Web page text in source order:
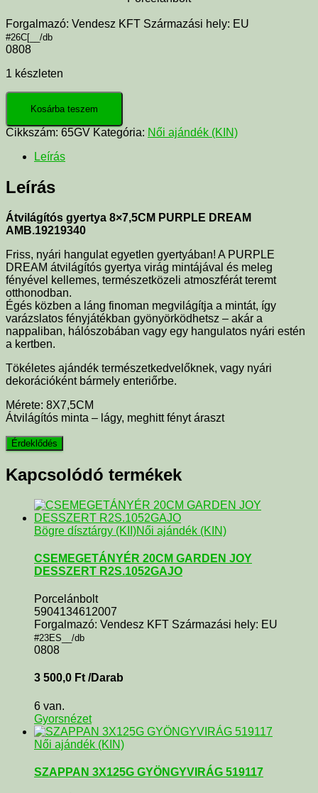
Forgalmazó: Vendesz KFT Származási hely: EU
#26C[__/db
0808
1 készleten
Kosárba teszem
Cikkszám: 65GV Kategória: Női ajándék (KIN)
Leírás
Leírás
Átvilágítós gyertya 8×7,5CM PURPLE DREAM
AMB.19219340
Friss, nyári hangulat egyetlen gyertyában! A PURPLE
DREAM átvilágítós gyertya virág mintájával és meleg
fényével kellemes, természetközeli atmoszférát teremt
otthonodban.
Égés közben a láng finoman megvilágítja a mintát, így
varázslatos fényjátékban gyönyörködhetsz – akár a
nappaliban, hálószobában vagy egy hangulatos nyári estén
a kertben.
Tökéletes ajándék természetkedvelőknek, vagy nyári
dekorációként bármely enteriőrbe.
Mérete: 8X7,5CM
Átvilágítós minta – lágy, meghitt fényt áraszt
Kapcsolódó termékek
Bögre dísztárgy (KII)Női ajándék (KIN)
CSEMEGETÁNYÉR 20CM GARDEN JOY
DESSZERT R2S.1052GAJO
Porcelánbolt
5904134612007
Forgalmazó: Vendesz KFT Származási hely: EU
#23ES__/db
0808
3 500,0 Ft /Darab
6 van.
Gyorsnézet
Női ajándék (KIN)
SZAPPAN 3X125G GYÖNGYVIRÁG 519117